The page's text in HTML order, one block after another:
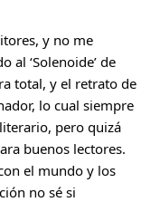
y no me
al ‘Solenoide’ de
total, y el retrato de
lo cual siempre
pero quizá
buenos lectores.
el mundo y los
no sé si